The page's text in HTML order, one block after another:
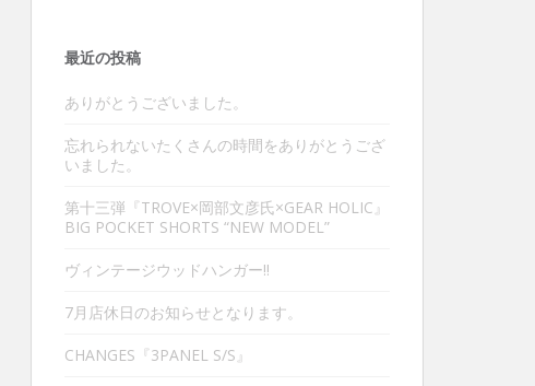
最近の投稿
ありがとうございました。
忘れられないたくさんの時間をありがとうござ
いました。
第十三弾『TROVE×岡部文彦氏×GEAR HOLIC』
BIG POCKET SHORTS “NEW MODEL”
ヴィンテージウッドハンガー‼︎
7月店休日のお知らせとなります。
CHANGES『3PANEL S/S』